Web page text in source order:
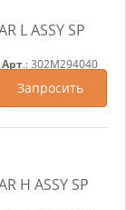
L ASSY SP
Арт.: 302M294040
Запросить
H ASSY SP